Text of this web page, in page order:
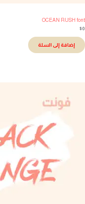
OCEAN RUSH
إضافة إلى السلة